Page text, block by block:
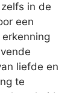
in de
een
liefde en
te